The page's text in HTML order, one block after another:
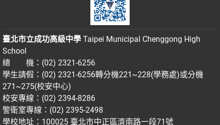
臺北市立成功高級中學 Taipei Municipal Chenggong High
School
總 機：(02) 2321-6256
學生請假：(02) 2321-6256轉分機221~228(學務處)或分機
271~275(校安中心)
校安專線：(02) 2394-8286
警衛室專線：(02) 2395-2498
學校地址：100025 臺北市中正區濟南路一段71號